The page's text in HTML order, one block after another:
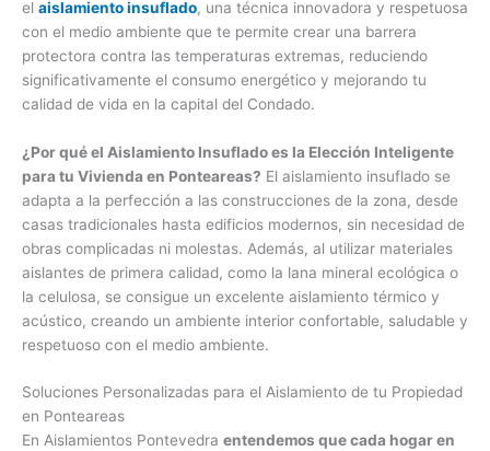
el aislamiento insuflado, una técnica innovadora y respetuosa
con el medio ambiente que te permite crear una barrera
protectora contra las temperaturas extremas, reduciendo
significativamente el consumo energético y mejorando tu
calidad de vida en la capital del Condado.
¿Por qué el Aislamiento Insuflado es la Elección Inteligente
para tu Vivienda en Ponteareas? El aislamiento insuflado se
adapta a la perfección a las construcciones de la zona, desde
casas tradicionales hasta edificios modernos, sin necesidad de
obras complicadas ni molestas. Además, al utilizar materiales
aislantes de primera calidad, como la lana mineral ecológica o
la celulosa, se consigue un excelente aislamiento térmico y
acústico, creando un ambiente interior confortable, saludable y
respetuoso con el medio ambiente.
Soluciones Personalizadas para el Aislamiento de tu Propiedad
en Ponteareas
En Aislamientos Pontevedra entendemos que cada hogar en